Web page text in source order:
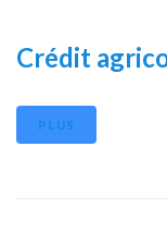
Crédit
PLUS